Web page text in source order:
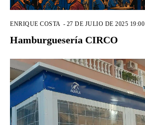
ENRIQUE COSTA - 27 DE JULIO DE 2025 19:00
Hamburguesería CIRCO